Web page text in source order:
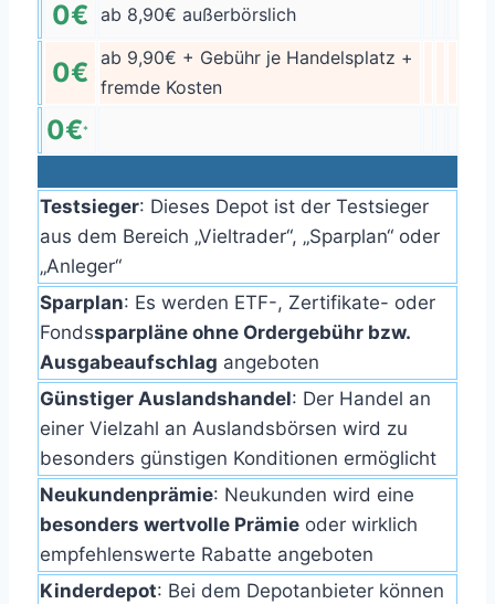
0€ ab 8,90€ außerbörslich
0€ ab 9,90€ + Gebühr je Handelsplatz +
fremde Kosten
0€*
Testsieger: Dieses Depot ist der Testsieger
aus dem Bereich „Vieltrader“, „Sparplan“ oder
„Anleger“
Sparplan: Es werden ETF-, Zertifikate- oder
Fondssparpläne ohne Ordergebühr bzw.
Ausgabeaufschlag angeboten
Günstiger Auslandshandel: Der Handel an
einer Vielzahl an Auslandsbörsen wird zu
besonders günstigen Konditionen ermöglicht
Neukundenprämie: Neukunden wird eine
besonders wertvolle Prämie oder wirklich
empfehlenswerte Rabatte angeboten
Kinderdepot: Bei dem Depotanbieter können